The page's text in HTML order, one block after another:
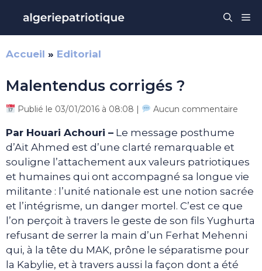
contenu
Accueil » Editorial
Malentendus corrigés ?
Publié le 03/01/2016 à 08:08 | Aucun commentaire
Par Houari Achouri – Le message posthume
d’Aït Ahmed est d’une clarté remarquable et
souligne l’attachement aux valeurs patriotiques
et humaines qui ont accompagné sa longue vie
militante : l’unité nationale est une notion sacrée
et l’intégrisme, un danger mortel. C’est ce que
l’on perçoit à travers le geste de son fils Yughurta
refusant de serrer la main d’un Ferhat Mehenni
qui, à la tête du MAK, prône le séparatisme pour
la Kabylie, et à travers aussi la façon dont a été